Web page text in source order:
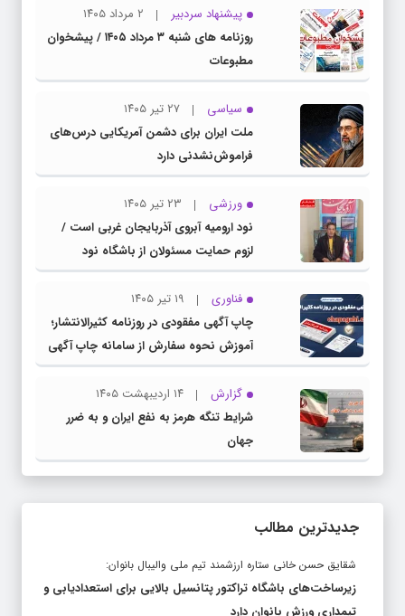
پیشنهاد سردبیر
۲ مرداد ۱۴۰۵
روزنامه های شنبه ۳ مرداد ۱۴۰۵ / پیشخوان
مطبوعات
سیاسی
۲۷ تیر ۱۴۰۵
ملت ایران برای دشمن آمریکایی درس‌های
فراموش‌نشدنی دارد
ورزشی
۲۳ تیر ۱۴۰۵
نود ارومیه آبروی آذربایجان غربی است /
لزوم حمایت مسئولان از باشگاه نود
فناوری
۱۹ تیر ۱۴۰۵
چاپ آگهی مفقودی در روزنامه کثیرالانتشار؛
آموزش نحوه سفارش از سامانه چاپ آگهی
دات کام
گزارش
۱۴ اردیبهشت ۱۴۰۵
شرایط تنگه هرمز به نفع ایران و به ضرر
جهان
جدیدترین مطالب
شقایق حسن خانی ستاره ارزشمند تیم ملی والیبال بانوان:
زیرساخت‌های باشگاه تراکتور پتانسیل بالایی برای استعدادیابی و
تیمداری ورزش بانوان دارد